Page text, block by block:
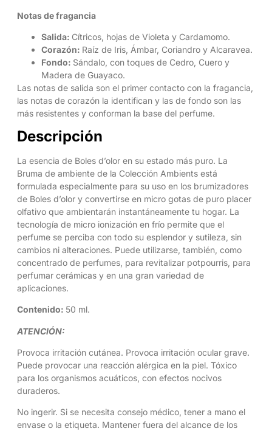
Notas de fragancia
Salida: Cítricos, hojas de Violeta y Cardamomo.
Corazón: Raíz de Iris, Ámbar, Coriandro y Alcaravea.
Fondo: Sándalo, con toques de Cedro, Cuero y
Madera de Guayaco.
Las notas de salida son el primer contacto con la fragancia,
las notas de corazón la identifican y las de fondo son las
más resistentes y conforman la base del perfume.
Descripción
La esencia de Boles d’olor en su estado más puro. La
Bruma de ambiente de la Colección Ambients está
formulada especialmente para su uso en los brumizadores
de Boles d’olor y convertirse en micro gotas de puro placer
olfativo que ambientarán instantáneamente tu hogar. La
tecnología de micro ionización en frío permite que el
perfume se perciba con todo su esplendor y sutileza, sin
cambios ni alteraciones. Puede utilizarse, también, como
concentrado de perfumes, para revitalizar potpourris, para
perfumar cerámicas y en una gran variedad de
aplicaciones.
Contenido: 50 ml.
ATENCIÓN:
Provoca irritación cutánea. Provoca irritación ocular grave.
Puede provocar una reacción alérgica en la piel. Tóxico
para los organismos acuáticos, con efectos nocivos
duraderos.
No ingerir. Si se necesita consejo médico, tener a mano el
envase o la etiqueta. Mantener fuera del alcance de los